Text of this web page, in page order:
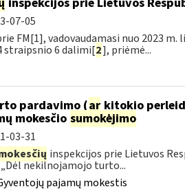
07-05
FM[1], vadovaudamasi nuo 2023
6 dalimi[2], priėmė...
pardavimo (arkitokio
mokesčio sumokėjimo
03-31
inspekcijos prie Lietuvos
„Dėl nekilnojamojo turto...
pajamų mokestis